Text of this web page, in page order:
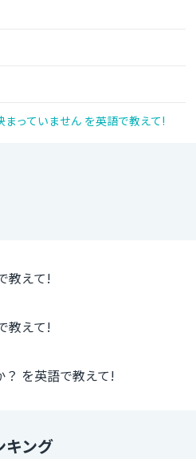
っていません を英語で教えて!
教えて!
教えて!
？ を英語で教えて!
キング